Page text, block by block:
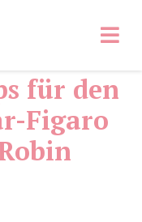
für den
Figaro